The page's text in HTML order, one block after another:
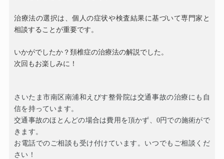
治療法の選択は、個人の症状や検査結果に基づいて専門家と
相談することが重要です。
いかがでしたか？頚椎症の治療法の解説でした。
次回もお楽しみに！
さいたま市南区南浦和えびす整骨院は交通事故の治療にも自
信を持っています。
交通事故のほとんどの場合は費用を頂かず、 0円での施術がで
きます。
お電話でのご相談も受け付けています。いつでもご相談くだ
さい！